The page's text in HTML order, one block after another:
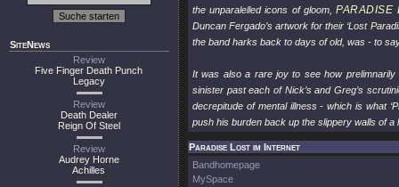
SiteNews
Review
Five Finger Death Punch
Legacy
Review
Death Dealer
Reign Of Steel
Review
Audrey Horne
Achilles
the unparalelled icons of gloom,PARADISE
Duncan Fergado’s artwork for their ‘Lost
the band harks back to days of old, was - to
It was also a rare joy to see how
sinister past each of Nick’s and Greg’s
decrepitude of mental illness - which is what
push his burden back up the slippery walls of a
Paradise Lost im Internet
Bandhomepage
MySpace